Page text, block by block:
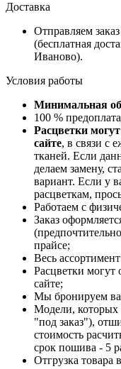
Доставка
Отправляем
(бесплатная
Иваново).
Условия работы
Минимальная
100 %
Расцветки
сайте, в связи с
тканей. Если
делаем замену,
вариант. Если у
расцветкам,
Работаем с
Заказ
прайсе;
Весь
Расцветки могут
сайте;
Мы бронируем
Модели, которых
"под заказ"),
стоимость
срок пошива - 5
Отгрузка товара